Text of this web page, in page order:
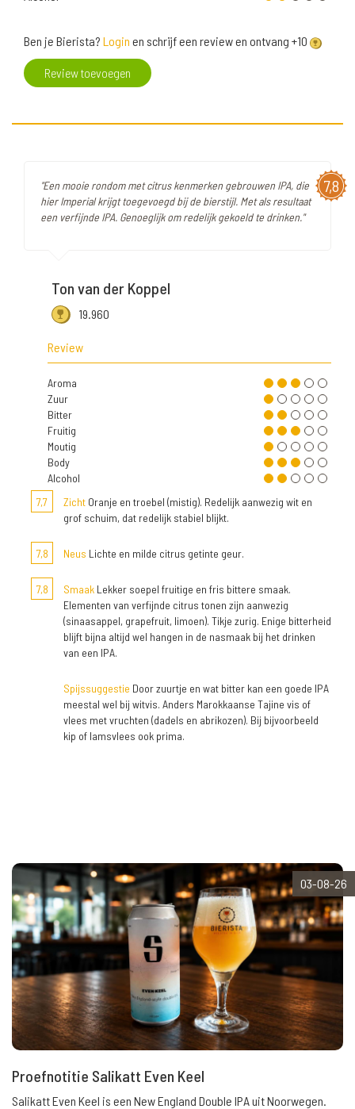
Ben je Bierista? Login en schrijf een review en ontvang +10
Review toevoegen
7,8
"Een mooie rondom met citrus kenmerken gebrouwen IPA, die
hier Imperial krijgt toegevoegd bij de bierstijl. Met als resultaat
een verfijnde IPA. Genoeglijk om redelijk gekoeld te drinken."
Ton van der Koppel
19.960
Review
Aroma
Zuur
Bitter
Fruitig
Moutig
Body
Alcohol
7,7
Zicht Oranje en troebel (mistig). Redelijk aanwezig wit en
grof schuim, dat redelijk stabiel blijkt.
7,8 Neus Lichte en milde citrus getinte geur.
7,8 Smaak Lekker soepel fruitige en fris bittere smaak.
Elementen van verfijnde citrus tonen zijn aanwezig
(sinaasappel, grapefruit, limoen). Tikje zurig. Enige bitterheid
blijft bijna altijd wel hangen in de nasmaak bij het drinken
van een IPA.
Spijssuggestie Door zuurtje en wat bitter kan een goede IPA
meestal wel bij witvis. Anders Marokkaanse Tajine vis of
vlees met vruchten (dadels en abrikozen). Bij bijvoorbeeld
kip of lamsvlees ook prima.
03-08-26
Proefnotitie Salikatt Even Keel
Salikatt Even Keel is een New England Double IPA uit Noorwegen.